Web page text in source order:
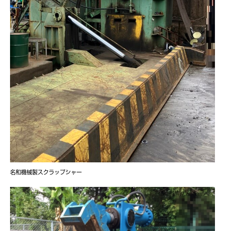
名和機械製スクラップシャー